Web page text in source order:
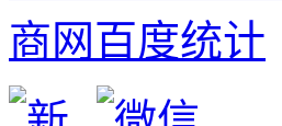
商网百度统计